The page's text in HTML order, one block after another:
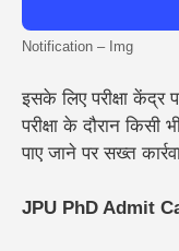
Notification – Img
इसके लिए परीक्षा केंद्र
परीक्षा के दौरान किसी
पाए जाने पर सख्त
JPU PhD Admit